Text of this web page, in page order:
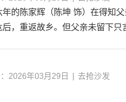
年的陈家辉（陈坤 饰）在得知
后，重返故乡。但父亲未留下只
2026年03月29日 去抢沙发